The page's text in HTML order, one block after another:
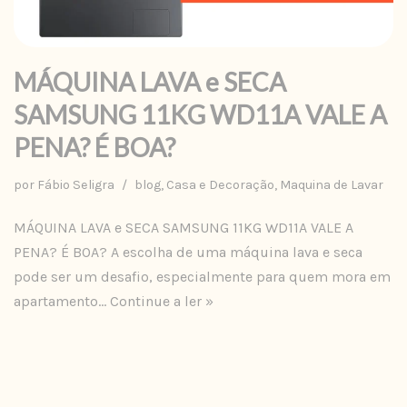
MÁQUINA LAVA e SECA
SAMSUNG 11KG WD11A VALE A
PENA? É BOA?
por Fábio Seligra blog, Casa e Decoração, Maquina de Lavar
MÁQUINA LAVA e SECA SAMSUNG 11KG WD11A VALE A
PENA? É BOA? A escolha de uma máquina lava e seca
pode ser um desafio, especialmente para quem mora em
apartamento… Continue a ler »